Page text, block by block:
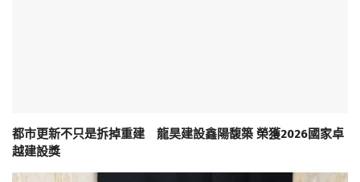
都市更新不只是拆掉重建 龍昊建設鑫陽馥築 榮獲2026國家卓
越建設獎